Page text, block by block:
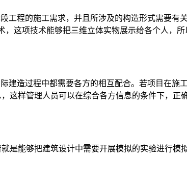
工程的施工需求，并且所涉及的构造形式需要有
这项技术能够把三维立体实物展示给各个人，
建造过程中都需要各方的相互配合。若项目在施
这样管理人员可以在综合各方信息的条件下，正
是能够把建筑设计中需要开展模拟的实验进行模